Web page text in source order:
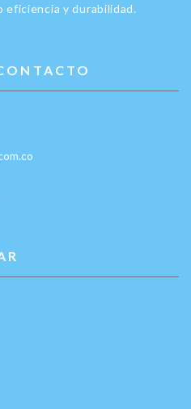
eficiencia y durabilidad.